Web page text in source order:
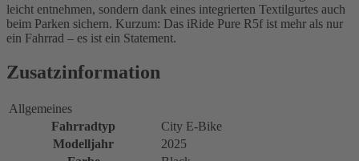
leicht entnehmen, sondern dank eines integrierten Textilgurtes auch
beim Parken sichern. Kurzum: Das iRide Pure R5f ist mehr als nur
ein Fahrrad – es ist ein Statement.
Zusatzinformation
Allgemeines
Fahrradtyp
City E-Bike
Modelljahr
2025